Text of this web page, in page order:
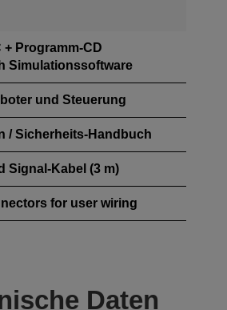
+ Programm-CD
Simulationssoftware
und Steuerung
/ Sicherheits-Handbuch
Signal-Kabel (3 m)
for user wiring
Daten